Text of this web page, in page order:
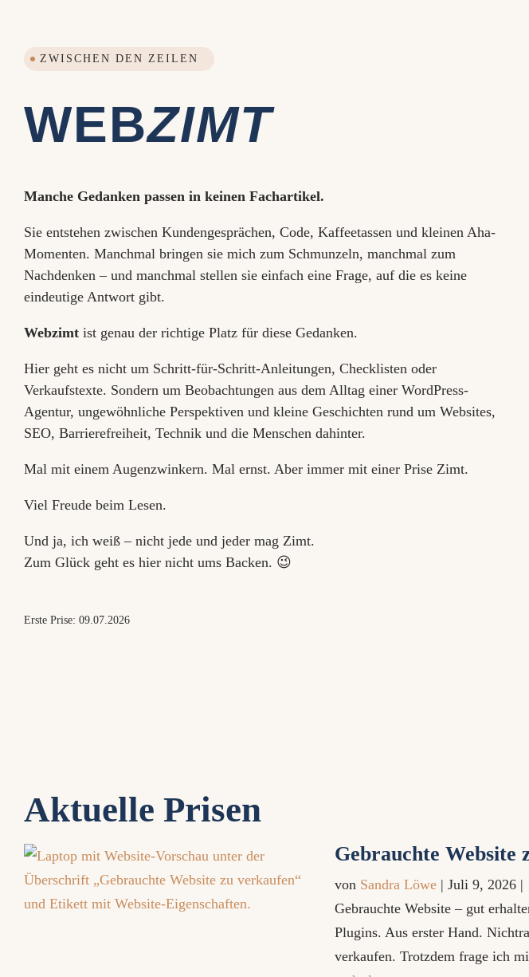
ZWISCHEN DEN ZEILEN
WEBZIMT
Manche Gedanken passen in keinen Fachartikel.
Sie entstehen zwischen Kundengesprächen, Code, Kaffeetassen und kleinen Aha-
Momenten. Manchmal bringen sie mich zum Schmunzeln, manchmal zum
Nachdenken – und manchmal stellen sie einfach eine Frage, auf die es keine
eindeutige Antwort gibt.
Webzimt ist genau der richtige Platz für diese Gedanken.
Hier geht es nicht um Schritt-für-Schritt-Anleitungen, Checklisten oder
Verkaufstexte. Sondern um Beobachtungen aus dem Alltag einer WordPress-
Agentur, ungewöhnliche Perspektiven und kleine Geschichten rund um Websites,
SEO, Barrierefreiheit, Technik und die Menschen dahinter.
Mal mit einem Augenzwinkern. Mal ernst. Aber immer mit einer Prise Zimt.
Viel Freude beim Lesen.
Und ja, ich weiß – nicht jede und jeder mag Zimt.
Zum Glück geht es hier nicht ums Backen. 😉
Erste Prise: 09.07.2026
Aktuelle Prisen
Gebrauchte Website
von Sandra Löwe | Juli 9, 2026 |
Gebrauchte Website – gut
Plugins. Aus erster Hand.
verkaufen. Trotzdem frage ich